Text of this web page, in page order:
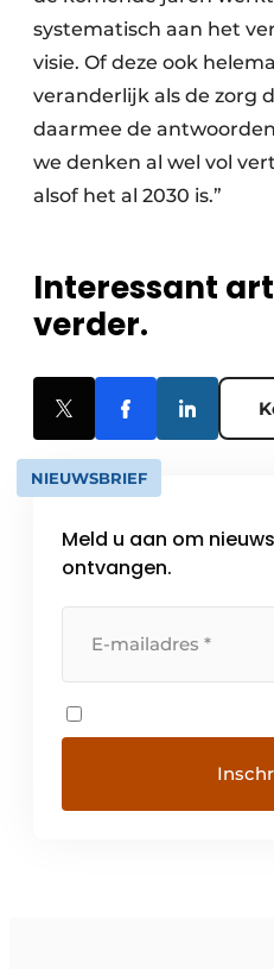
systematisch aan het
visie. Of deze ook
veranderlijk als de zorg
daarmee de
we denken al wel vol
alsof het al 2030 is.”
Interessant
verder.
NIEUWSBRIEF
Meld u aan om
ontvangen.